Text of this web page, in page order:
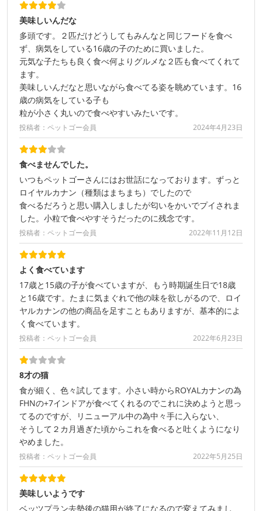
美味しいんだな
多頭です。２匹だけどうしてもみんなと同じフードを食べ
ず、病気をしている16歳の子のために買いました。
元気な子たちも良く食べ何よりグルメな２匹も食べてくれて
ます。
美味しいんだなと思いながら食べてる姿を眺めています。16
歳の病気をしている子も
粒が小さく丸いので食べやすいみたいです。
投稿者：ペットゴー会員 2024年4月23日
食べませんでした。
いつもペットゴーさんにはお世話になっております。ずっと
ロイヤルカナン（種類はまちまち）でしたので
食べるだろうと思い購入しましたが匂いをかいでプイされま
した。小粒で食べやすそうだったのに残念です。
投稿者：ペットゴー会員 2022年11月12日
よく食べています
17歳と15歳の子が食べていますが、もう時期誕生日で18歳
と16歳です。たまに気まぐれで他の味を欲しがるので、ロイ
ヤルカナンの他の商品を足すこともありますが、基本的によ
く食べています。
投稿者：ペットゴー会員 2022年6月23日
8才の猫
食が細く、色々試してます。小さい時からROYALカナンの為
FHNの+7インドアが食べてくれるのでこれに決めようと思っ
てるのですが、リニューアル中の為中々手に入らない、
そうして２カ月過ぎた頃からこれを食べると吐くようになり
やめました。
投稿者：ペットゴー会員 2022年5月25日
美味しいようです
ベッツプラン去勢後の猫用が終了になるので変えてみまし